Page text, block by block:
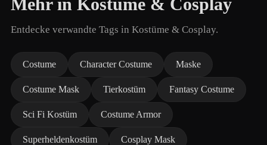
Mehr in Kostüme & Cosplay
Entdecke verwandte Tags in Kostüme & Cosplay.
Costume Character Costume Maske
Costume Mask Tierkostüm Fantasy Costume
Sci Fi Kostüm Costume Armor
Superheldenkostüm Cosplay Mask